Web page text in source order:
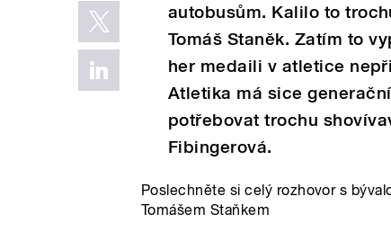
autobusům. Kalilo to
Tomáš Staněk. Zatím to
her medaili v atletice
Atletika má sice
potřebovat trochu
Fibingerová.
Poslechněte si celý rozhovor s
Tomášem Staňkem